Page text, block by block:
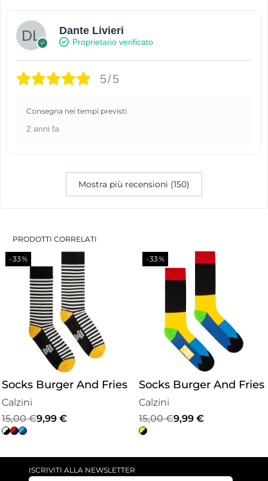
Dante Livieri
Proprietario verificato
5/5
Consegna nei tempi previsti
2 anni fa
Mostra più recensioni (150)
PRODOTTI CORRELATI
-33%
Socks Burger And Fries
Calzini
15,00€
Il
prezzo
9,99 €
Il
prezzo
-33%
Socks Burger And Fries
Calzini
15,00€
Il
prezzo
9,99 €
Il
prezzo
ISCRIVITI ALLA NEWSLETTER